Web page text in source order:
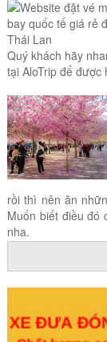
Quý khách hãy
tại AloTrip để
rồi thì nên ăn
Muốn biết điều đó
nha.